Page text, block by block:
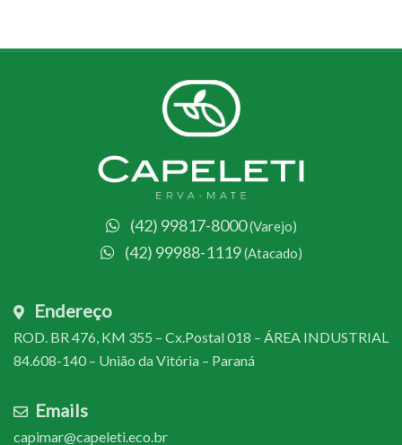
(42) 99817-8000(Varejo)
(42) 99988-1119(Atacado)
Endereço
ROD. BR 476, KM 355 – Cx.Postal 018 – ÁREA INDUSTRIAL
84.608-140 – União da Vitória – Paraná
Emails
capimar@capeleti.eco.br